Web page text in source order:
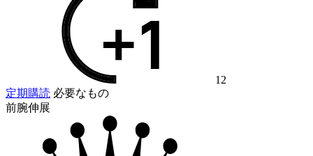
12
定期購読 必要なもの
前腕伸展